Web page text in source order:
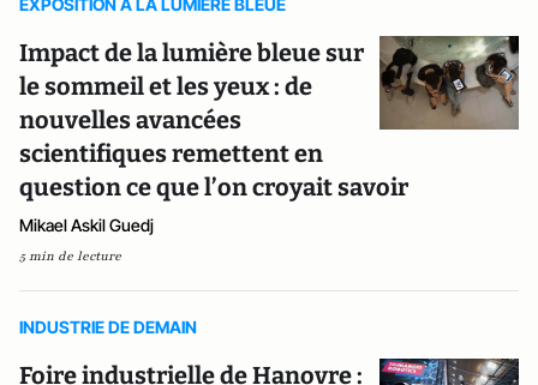
EXPOSITION A LA LUMIERE BLEUE
Impact de la lumière bleue sur
le sommeil et les yeux : de
nouvelles avancées
scientifiques remettent en
question ce que l’on croyait savoir
Mikael Askil Guedj
5 min de lecture
INDUSTRIE DE DEMAIN
Foire industrielle de Hanovre :